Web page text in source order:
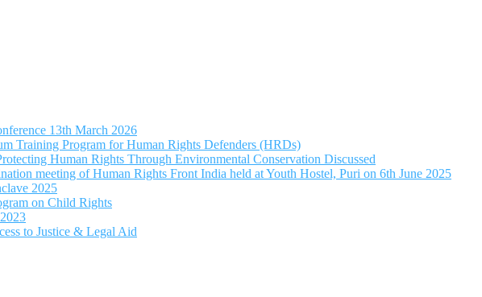
13th March 2026
Training Program for Human Rights Defenders (HRDs)
Human Rights Through Environmental Conservation Discussed
meeting of Human Rights Front India held at Youth Hostel, Puri on 6th June 2025
2025
on Child Rights
to Justice & Legal Aid